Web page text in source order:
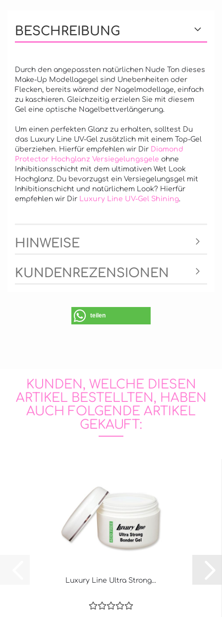
BESCHREIBUNG
Durch den angepassten natürlichen Nude Ton dieses
Make-Up Modellagegel sind Unebenheiten oder
Flecken, bereits wärend der Nagelmodellage, einfach
zu kaschieren. Gleichzeitig erzielen Sie mit diesem
Gel eine optische Nagelbettverlängerung.
Um einen perfekten Glanz zu erhalten, solltest Du
das Luxury Line UV-Gel zusätzlich mit einem Top-Gel
überziehen. Hierfür empfehlen wir Dir Diamond
Protector Hochglanz Versiegelungsgele ohne
Inhibitionsschicht mit dem ultimativen Wet Look
Hochglanz. Du bevorzugst ein Versiegelungsgel mit
Inhibitionschicht und natürlichem Look? Hierfür
empfehlen wir Dir Luxury Line UV-Gel Shining.
HINWEISE
KUNDENREZENSIONEN
teilen
KUNDEN, WELCHE DIESEN
ARTIKEL BESTELLTEN, HABEN
AUCH FOLGENDE ARTIKEL
GEKAUFT:
Luxury Line Ultra Strong...